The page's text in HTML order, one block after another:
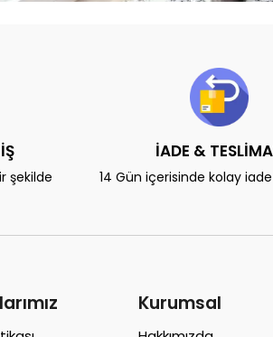
şekilde
İADE &
14 Gün içerisinde kolay
Kurumsal